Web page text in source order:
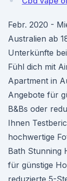
Febr. 2020 -
Australien ab
Unterkünfte
Fühl dich mit
Apartment in
Angebote für
B&Bs oder
Ihnen
hochwertige
Bath Stunning
für günstige
reduzierte 5-